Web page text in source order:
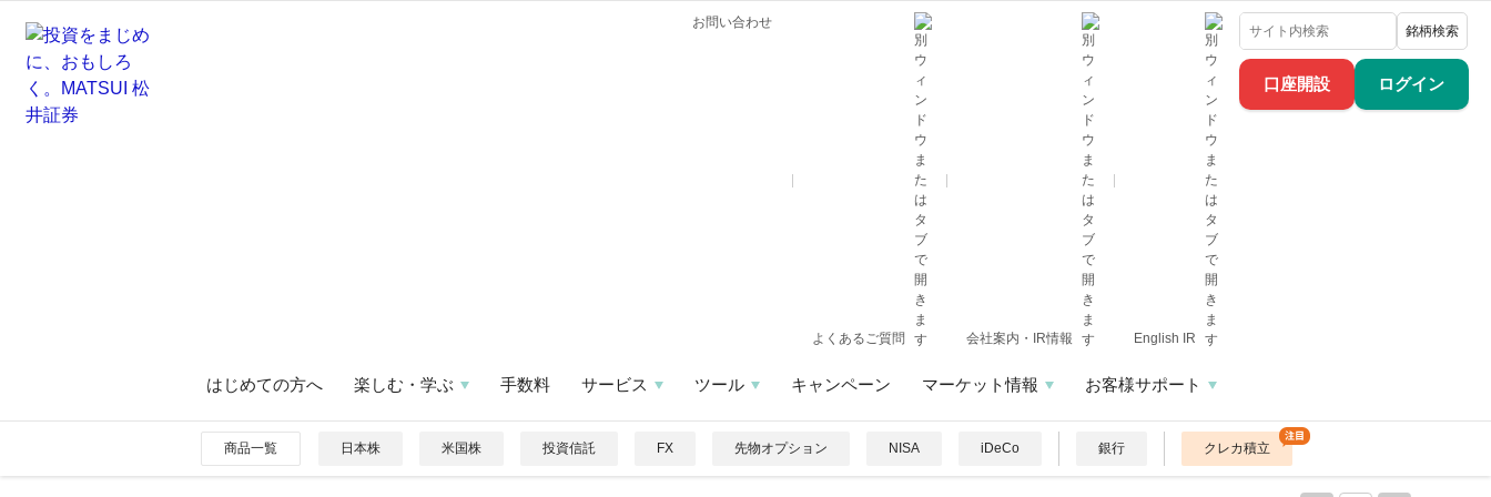
口座開設 ログイン
お問い合わせ
よくあるご質問 会社案内・IR情報 English IR
銘柄検索
はじめての方へ 楽しむ・学ぶ 手数料 サービス ツール キャンペーン マーケット情報 お客様サポート
商品一覧 日本株 米国株 投資信託 FX 先物オプション NISA iDeCo 銀行 クレカ積立